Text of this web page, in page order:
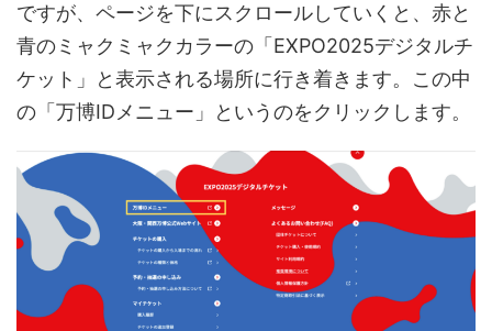
ですが、ページを下にスクロールしていくと、赤と
青のミャクミャクカラーの「EXPO2025デジタルチ
ケット」と表示される場所に行き着きます。この中
の「万博IDメニュー」というのをクリックします。